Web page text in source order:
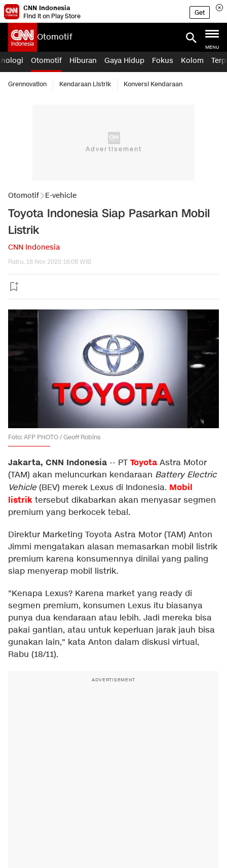
CNN Indonesia
Find it on Play Store
Get
Otomotif
MENU
Otomotif Hiburan Gaya Hidup Fokus Kolom
Grennovation Kendaraan Listrik Konversi Kendaraan
Otomotif E-vehicle
Toyota Indonesia Siap Pasarkan Mobil
Listrik
CNN Indonesia
Rabu, 18 Nov 2020 16:08 WIB
Foto: AFP PHOTO / Geoff Robins
Jakarta, CNN Indonesia -- PTToyota Astra Motor
(TAM) akan meluncurkan kendaraan Battery Electric
Vehicle (BEV) merek Lexus di Indonesia. Mobil
listrik tersebut dikabarkan akan menyasar segmen
premium yang berkocek tebal.
Direktur Marketing Toyota Astra Motor (TAM) Anton
Jimmi mengatakan alasan memasarkan mobil listrik
premium karena konsumennya dinilai yang paling
siap menyerap mobil listrik.
"Kenapa Lexus? Karena market yang ready di
segmen premium, konsumen Lexus itu biasanya
punya dua kendaraan atau lebih. Jadi mereka bisa
pakai gantian, atau untuk keperluan jarak jauh bisa
gunakan lain," kata Anton dalam diskusi virtual,
Rabu (18/11).
ADVERTISEMENT